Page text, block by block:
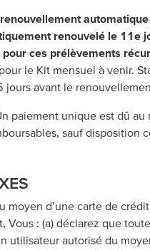
automatique
renouvelé le 11e
ces prélèvements
le Kit mensuel à venir.
jours avant le
paiement unique est dû
sauf disposition
moyen d’une carte de
Vous : (a) déclarez que
utilisateur autorisé du